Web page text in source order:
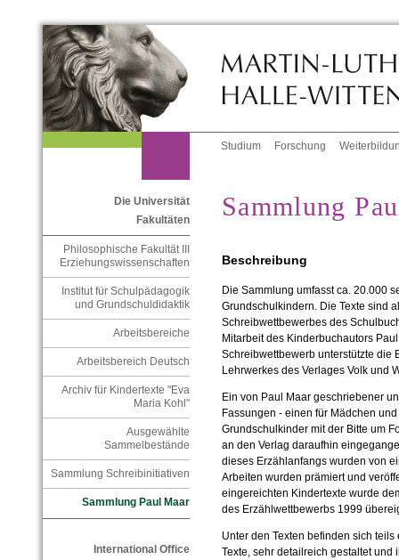
Studium Forschung
Die Universität
Fakultäten
Philosophische Fakultät III
Erziehungswissenschaften
Institut für Schulpädagogik
und Grundschuldidaktik
Arbeitsbereiche
Arbeitsbereich Deutsch
Archiv für Kindertexte "Eva
Maria Kohl"
Ausgewählte
Sammelbestände
Sammlung Schreibinitiativen
Sammlung Paul Maar
International Office
Sammlung
Beschreibung
Die Sammlung umfasst ca. 20.000
Grundschulkindern. Die Texte sind
Schreibwettbewerbes des
Mitarbeit des Kinderbuchautors
Schreibwettbewerb unterstützte die
Lehrwerkes des Verlages Volk und
Ein von Paul Maar geschriebener
Fassungen - einen für Mädchen
Grundschulkinder mit der Bitte um
an den Verlag daraufhin
dieses Erzählanfangs wurden von
Arbeiten wurden prämiert und
eingereichten Kindertexte wurde
des Erzählwettbewerbs 1999
Unter den Texten befinden sich
Texte, sehr detailreich gestaltet und